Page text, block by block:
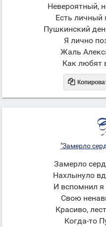
Невероятный,
Есть личный
Пушкинский
Я лично
Жаль
Как любят

"Замерло
Замерло
Нахлынуло
И вспомнил я
Свою
Красиво,
Когда-то